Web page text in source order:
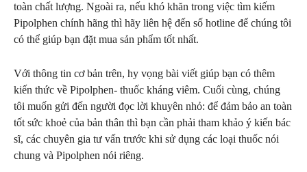
toàn chất lượng. Ngoài ra, nếu khó khăn trong việc tìm kiếm
Pipolphen chính hãng thì hãy liên hệ đến số hotline để chúng tôi
có thể giúp bạn đặt mua sản phẩm tốt nhất.
Với thông tin cơ bản trên, hy vọng bài viết giúp bạn có thêm
kiến thức về Pipolphen- thuốc kháng viêm. Cuối cùng, chúng
tôi muốn gửi đến người đọc lời khuyên nhỏ: để đảm bảo an toàn
tốt sức khoẻ của bản thân thì bạn cần phải tham khảo ý kiến bác
sĩ, các chuyên gia tư vấn trước khi sử dụng các loại thuốc nói
chung và Pipolphen nói riêng.